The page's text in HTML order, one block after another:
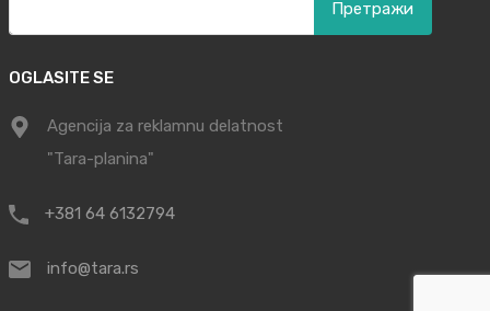
за:
OGLASITE SE
Agencija za reklamnu delatnost
"Tara-planina"
+381 64 6132794
info@tara.rs